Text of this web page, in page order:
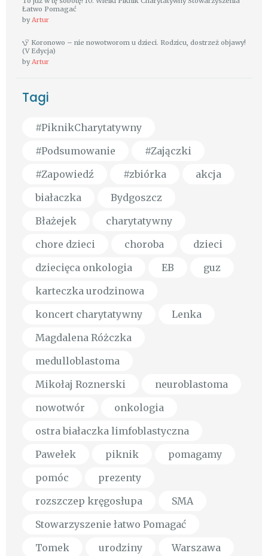
Łatwo Pomagać
byArtur
Koronowo – nie nowotworom u dzieci. Rodzicu, dostrzeż objawy!
(V Edycja)
byArtur
Tagi
#PiknikCharytatywny
#Podsumowanie
#Zajączki
#Zapowiedź
#zbiórka
akcja
białaczka
Bydgoszcz
Błażejek
charytatywny
chore dzieci
choroba
dzieci
dziecięca onkologia
EB
guz
karteczka urodzinowa
koncert charytatywny
Lenka
Magdalena Różczka
medulloblastoma
Mikołaj Roznerski
neuroblastoma
nowotwór
onkologia
ostra białaczka limfoblastyczna
Pawełek
piknik
pomagamy
pomóc
prezenty
rozszczep kręgosłupa
SMA
Stowarzyszenie łatwo Pomagać
Tomek
urodziny
Warszawa